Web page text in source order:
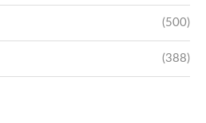
(500)
(388)